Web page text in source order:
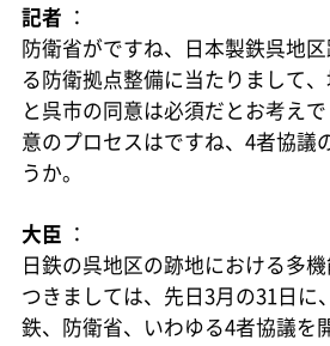
記者 ：
防衛省がですね、日本製鉄呉地
る防衛拠点整備に当たりまして
と呉市の同意は必須だとお考え
意のプロセスはですね、4者協議
うか。
大臣 ：
日鉄の呉地区の跡地における多
つきましては、先日3月の31日に
鉄、防衛省、いわゆる4者協議を